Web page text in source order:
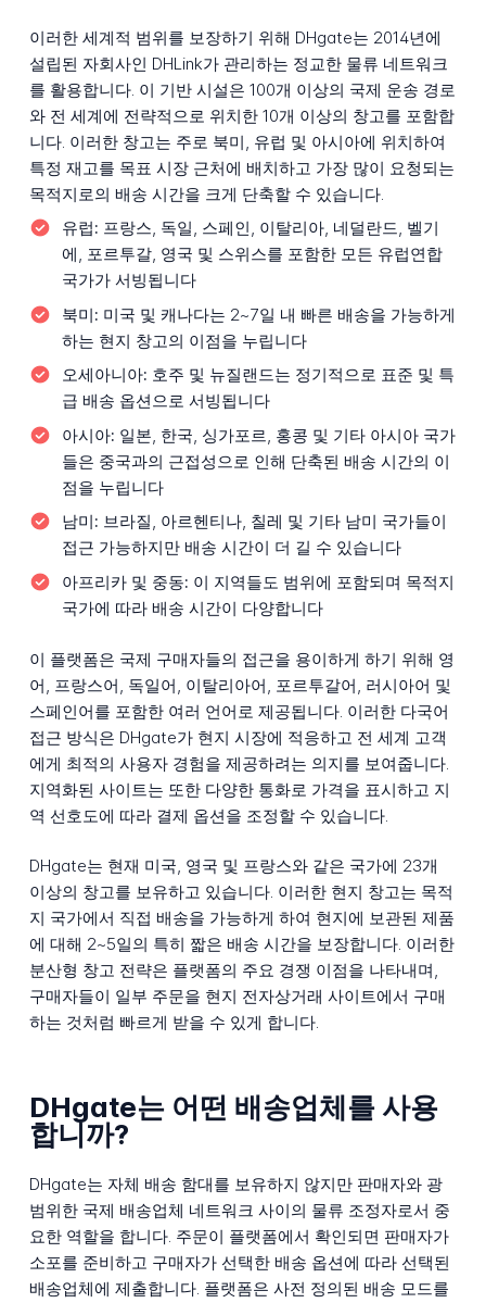
이러한 세계적 범위를 보장하기 위해 DHgate는 2014년에
설립된 자회사인 DHLink가 관리하는 정교한 물류 네트워크
를 활용합니다. 이 기반 시설은 100개 이상의 국제 운송 경로
와 전 세계에 전략적으로 위치한 10개 이상의 창고를 포함합
니다. 이러한 창고는 주로 북미, 유럽 및 아시아에 위치하여
특정 재고를 목표 시장 근처에 배치하고 가장 많이 요청되는
목적지로의 배송 시간을 크게 단축할 수 있습니다.
유럽: 프랑스, 독일, 스페인, 이탈리아, 네덜란드, 벨기
에, 포르투갈, 영국 및 스위스를 포함한 모든 유럽연합
국가가 서빙됩니다
북미: 미국 및 캐나다는 2~7일 내 빠른 배송을 가능하게
하는 현지 창고의 이점을 누립니다
오세아니아: 호주 및 뉴질랜드는 정기적으로 표준 및 특
급 배송 옵션으로 서빙됩니다
아시아: 일본, 한국, 싱가포르, 홍콩 및 기타 아시아 국가
들은 중국과의 근접성으로 인해 단축된 배송 시간의 이
점을 누립니다
남미: 브라질, 아르헨티나, 칠레 및 기타 남미 국가들이
접근 가능하지만 배송 시간이 더 길 수 있습니다
아프리카 및 중동: 이 지역들도 범위에 포함되며 목적지
국가에 따라 배송 시간이 다양합니다
이 플랫폼은 국제 구매자들의 접근을 용이하게 하기 위해 영
어, 프랑스어, 독일어, 이탈리아어, 포르투갈어, 러시아어 및
스페인어를 포함한 여러 언어로 제공됩니다. 이러한 다국어
접근 방식은 DHgate가 현지 시장에 적응하고 전 세계 고객
에게 최적의 사용자 경험을 제공하려는 의지를 보여줍니다.
지역화된 사이트는 또한 다양한 통화로 가격을 표시하고 지
역 선호도에 따라 결제 옵션을 조정할 수 있습니다.
DHgate는 현재 미국, 영국 및 프랑스와 같은 국가에 23개
이상의 창고를 보유하고 있습니다. 이러한 현지 창고는 목적
지 국가에서 직접 배송을 가능하게 하여 현지에 보관된 제품
에 대해 2~5일의 특히 짧은 배송 시간을 보장합니다. 이러한
분산형 창고 전략은 플랫폼의 주요 경쟁 이점을 나타내며,
구매자들이 일부 주문을 현지 전자상거래 사이트에서 구매
하는 것처럼 빠르게 받을 수 있게 합니다.
DHgate는 어떤 배송업체를 사용
합니까?
DHgate는 자체 배송 함대를 보유하지 않지만 판매자와 광
범위한 국제 배송업체 네트워크 사이의 물류 조정자로서 중
요한 역할을 합니다. 주문이 플랫폼에서 확인되면 판매자가
소포를 준비하고 구매자가 선택한 배송 옵션에 따라 선택된
배송업체에 제출합니다. 플랫폼은 사전 정의된 배송 모드를